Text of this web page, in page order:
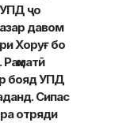
УПД ҷо
давом
Хоруғ бо
бояд УПД
Сипас
отряди